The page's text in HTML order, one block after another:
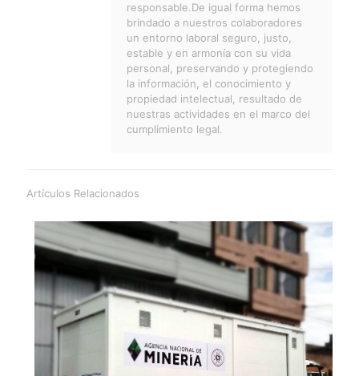
responsable.De igual forma hemos
brindado a nuestros colaboradores
un entorno laboral seguro, justo,
estable y en armonía con su vida
personal, preservando y protegiendo
la información, el conocimiento y
propiedad intelectual, resultado de
nuestras actividades en el marco del
cumplimiento legal.
Artículos Relacionados